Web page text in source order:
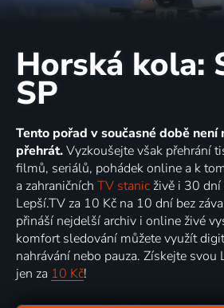
Horská kola:
SP
Tento pořad v současné době není
přehrát.Vyzkoušejte však přehrání
filmů, seriálů, pohádek online a k
a zahraničních TV stanic živě i 30
Lepší.TV za 10 Kč na 10 dní bez
přináší nejdelší archiv i online živé
komfort sledování můžete využít
nahrávání nebo pauza. Získejte svou
jen za 10 Kč!